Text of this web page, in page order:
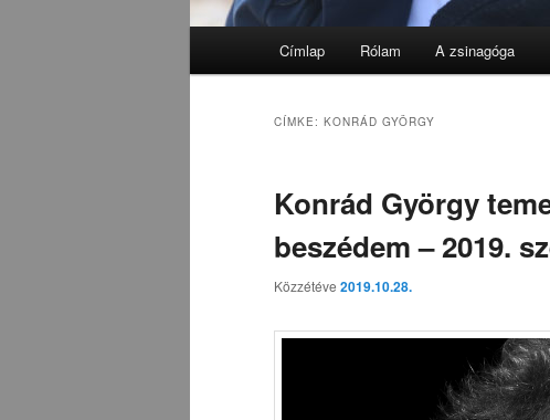
Címlap Rólam A zsinagóga
CÍMKE: KONRÁD GYÖRGY
Konrád György
beszédem – 2019.
Közzétéve 2019.10.28.